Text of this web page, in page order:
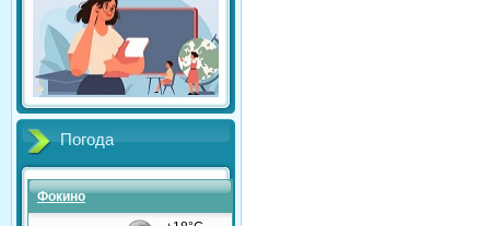
Погода
Фокино